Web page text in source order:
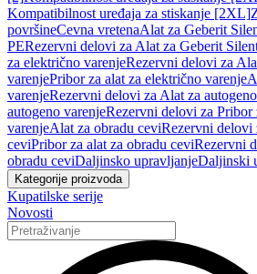
Kompatibilnost uređaja za stiskanje [2XL]
površineCevna vretenaAlat za Geberit
PERezervni delovi za Alat za Geberit
za električno varenjeRezervni delovi za
varenjePribor za alat za električno varenje
varenjeRezervni delovi za Alat za
autogeno varenjeRezervni delovi za Pribor
varenjeAlat za obradu ceviRezervni delovi
ceviPribor za alat za obradu ceviRezervni
obradu ceviDaljinsko upravljanjeDaljinski
Kategorije proizvoda
Kupatilske serije
Novosti